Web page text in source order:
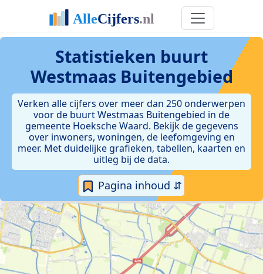
Statistieken buurt
Westmaas Buitengebied
Verken alle cijfers over meer dan 250 onderwerpen
voor de buurt Westmaas Buitengebied in de
gemeente Hoeksche Waard. Bekijk de gegevens
over inwoners, woningen, de leefomgeving en
meer. Met duidelijke grafieken, tabellen, kaarten en
uitleg bij de data.
Pagina inhoud ⇵